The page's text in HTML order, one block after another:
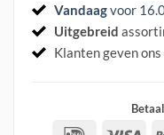
Vandaagvoor
Uitgebreid
Klanten geven ons